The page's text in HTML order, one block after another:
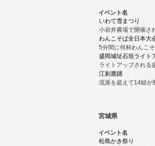
イベント名
いわて雪まつり
小岩井農場で開催さ
わんこそば全日本大
5分間に何杯わんこ
盛岡城址石垣ライト
ライトアップされる
江刺鹿踊
流派を超えて14組が
宮城県
イベント名
松島かき祭り